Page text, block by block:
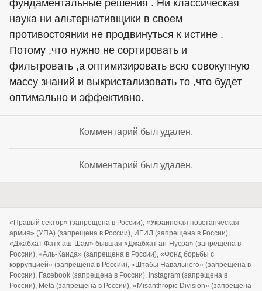
фундаментальные решения . Ни классическая
наука ни альтернативщики в своем
противостоянии не продвинуться к истине .
Потому ,что нужно не сортировать и
фильтровать ,а оптимизировать всю совокупную
массу знаний и выкристализовать то ,что будет
оптимально и эффективно.
Комментарий был удален.
Комментарий был удален.
«Правый сектор» (запрещена в России), «Украинская повстанческая
армия» (УПА) (запрещена в России), ИГИЛ (запрещена в России),
«Джабхат Фатх аш-Шам» бывшая «Джабхат ан-Нусра» (запрещена в
России), «Аль-Каида» (запрещена в России), «Фонд борьбы с
коррупцией» (запрещена в России), «Штабы Навального» (запрещена в
России), Facebook (запрещена в России), Instagram (запрещена в
России), Meta (запрещена в России), «Misanthropic Division» (запрещена